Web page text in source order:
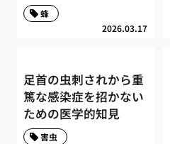
2026.03.17
蜂
足首の虫刺されから重
篤な感染症を招かない
ための医学的知見
害虫